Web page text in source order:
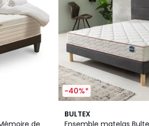
de
-40%*
BULTEX
Ensemble matelas